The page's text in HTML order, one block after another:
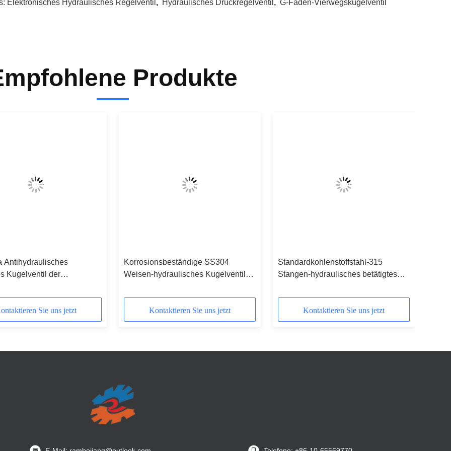
Elektronisches Hydraulisches Regelventil , Hydraulisches Druckregelventil , G-Faden-Vierwegskugelventil
Produkte
Antihydraulisches
Kugelventil der
Sie uns jetzt
Korrosionsbeständige SS304
Weisen-hydraulisches Kugelventil
Kontaktieren Sie uns jetzt
Standardkohlenstoffstahl-315
Stangen-hydraulisches betätigtes
Kontaktieren Sie uns jetzt